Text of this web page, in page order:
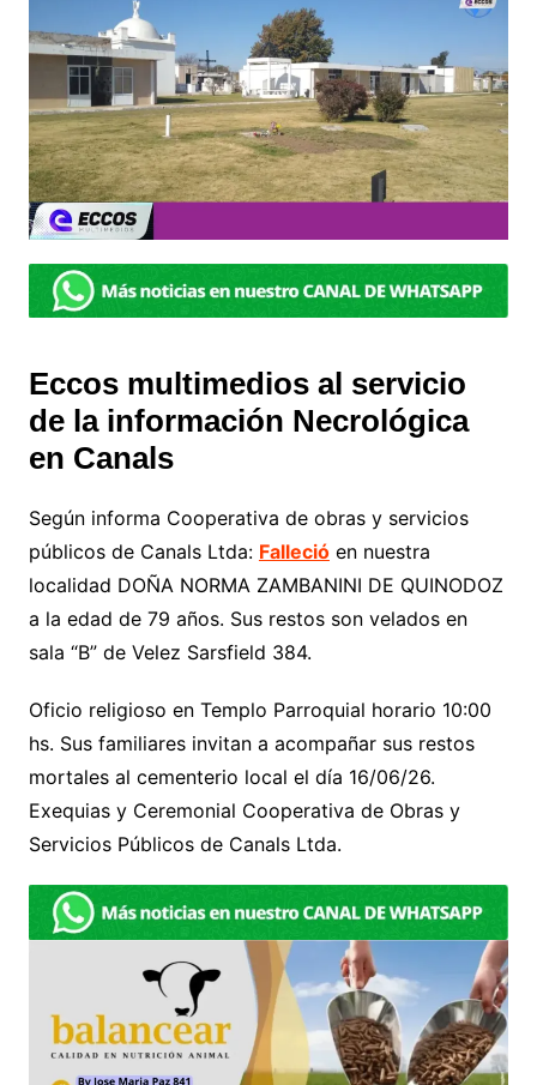
Eccos multimedios al servicio
de la información Necrológica
en Canals
Según informa Cooperativa de obras y servicios
públicos de Canals Ltda: Fallecióen nuestra
localidad DOÑA NORMA ZAMBANINI DE QUINODOZ
a la edad de 79 años. Sus restos son velados en
sala “B” de Velez Sarsfield 384.
Oficio religioso en Templo Parroquial horario 10:00
hs. Sus familiares invitan a acompañar sus restos
mortales al cementerio local el día 16/06/26.
Exequias y Ceremonial Cooperativa de Obras y
Servicios Públicos de Canals Ltda.